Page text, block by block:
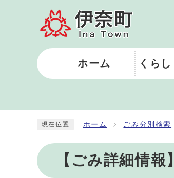
ホーム くら
現在位置 ホーム ごみ分別検索
【ごみ詳細情